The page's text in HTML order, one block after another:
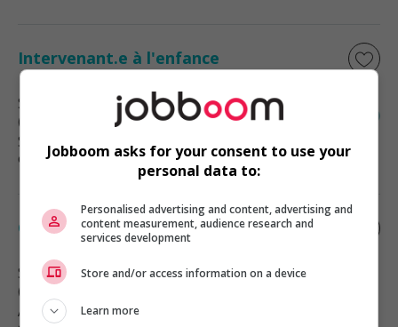
Intervenant.e à l'enfance
Saint-Patrice-de-Sherrington, QC
(13 km)
Services sociaux, sciences sociales
et éducation
Candidatures spontanées / ste-martine
Sainte-Martine, QC
(13 km)
Automobile, transport et mécanique
Jobboom asks for your consent to use your
personal data to:
Personalised advertising and content, advertising and
content measurement, audience research and
services development
Store and/or access information on a device
Learn more